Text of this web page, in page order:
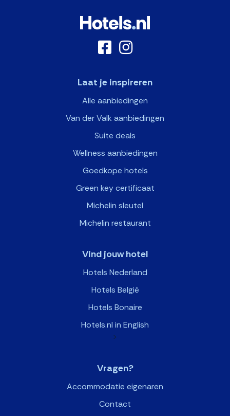
Laat je inspireren
Alle aanbiedingen
Van der Valk aanbiedingen
Suite deals
Wellness aanbiedingen
Goedkope hotels
Green key certificaat
Michelin sleutel
Michelin restaurant
Vind jouw hotel
Hotels Nederland
Hotels België
Hotels Bonaire
Hotels.nl in English
>
Vragen?
Accommodatie eigenaren
Contact